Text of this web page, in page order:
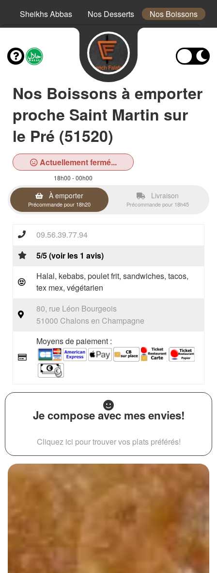
Sheikhs Abbas Nos Desserts Nos Boissons
Nos Boissons à emporter
proche Saint Martin sur
le Pré (51520)
Actuellement fermé...
18h00 - 00h00
À emporter
Précommande pour 18h20
Livraison
Précommande pour 18h45
09.56.39.77.94
5/5 (voir les 1 avis)
Halal, kebabs, poulet frit, sandwiches, tacos,
tex mex, végétarien
80, rue Léon Bourgeois
51000 Chalons en Champagne
Moyens de paiement :
Je compose avec mes envies!
Cliquez ici pour trouver vos plats préférés!